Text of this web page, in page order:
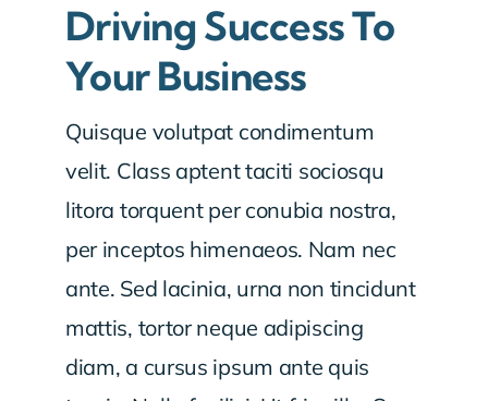
Driving Success To
Your Business
Quisque volutpat condimentum
velit. Class aptent taciti sociosqu
litora torquent per conubia nostra,
per inceptos himenaeos. Nam nec
ante. Sed lacinia, urna non tincidunt
mattis, tortor neque adipiscing
diam, a cursus ipsum ante quis